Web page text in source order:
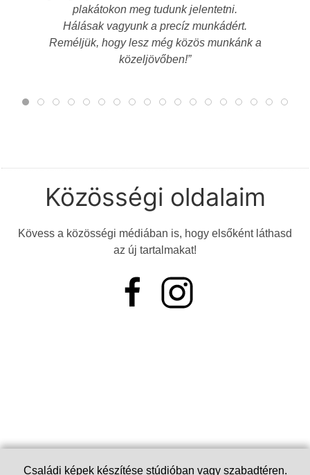
plakátokon meg tudunk jelentetni.
Hálásak vagyunk a precíz munkádért.
Reméljük, hogy lesz még közös munkánk a
közeljövőben!
Közösségi oldalaim
Kövess a közösségi médiában is, hogy elsőként láthasd
az új tartalmakat!
Családi képek készítése stúdióban vagy szabadtéren.